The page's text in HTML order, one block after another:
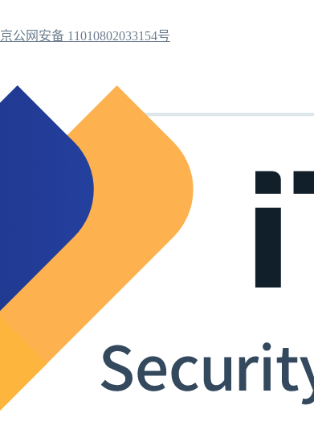
京公网安备 11010802033154号